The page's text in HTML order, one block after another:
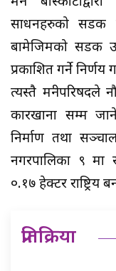
साधनहरुको सडक
बामेजिमको सडक
प्रकाशित गर्ने
त्यस्तै
कारखाना सम्म
निर्माण तथा
नगरपालिका ९ मा
०.१७ हेक्टर राष्ट्रिय
प्रतिक्रिया